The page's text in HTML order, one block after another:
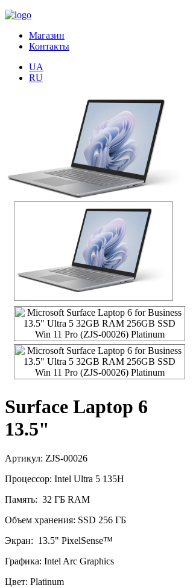
Магазин
Контакты
UA
RU
Surface Laptop 6
13.5"
Артикул: ZJS-00026
Процессор: Intel Ultra 5 135H
Память: 32 ГБ RAM
Объем хранения: SSD 256 ГБ
Экран: 13.5" PixelSense™
Графика: Intel Arc Graphics
Цвет: Platinum